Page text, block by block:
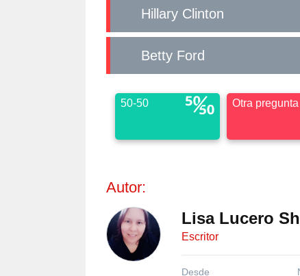
Hillary Clinton
Betty Ford
50-50 Otra pregunta
Autor:
Lisa Lucero
Escritor
Desde